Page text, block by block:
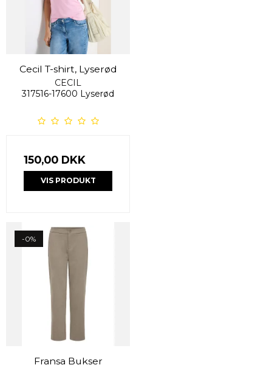
Cecil T-shirt, Lyserød
CECIL
317516-17600 Lyserød
150,00 DKK
VIS PRODUKT
-0%
Fransa Bukser